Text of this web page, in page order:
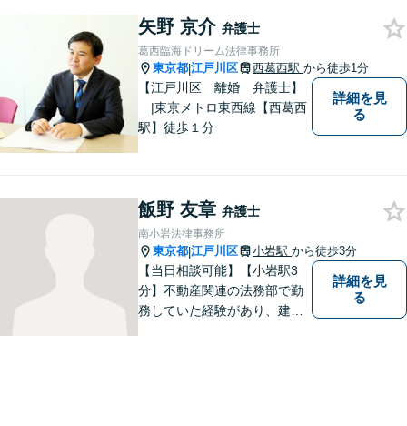
に対応可能。是非一度お気軽
にご相談ください。
矢野 京介 弁護士
葛西臨海ドリーム法律事務所
東京都|江戸川区 西葛西駅 から徒歩1分
【江戸川区 離婚 弁護士】
|東京メトロ東西線【西葛西
駅】徒歩１分
詳細を見
る
飯野 友章 弁護士
南小岩法律事務所
東京都|江戸川区 小岩駅 から徒歩3分
【当日相談可能】【小岩駅3
分】不動産関連の法務部で勤
務していた経験があり、建築
詳細を見
る